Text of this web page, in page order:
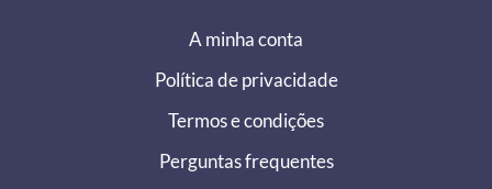
A minha conta
Política de privacidade
Termos e condições
Perguntas frequentes